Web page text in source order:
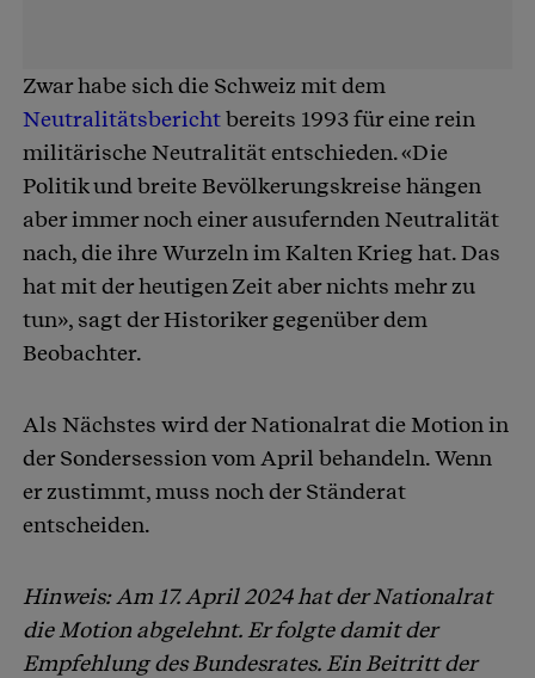
Zwar habe sich die Schweiz mit dem
Neutralitätsberichtbereits 1993 für eine rein
militärische Neutralität entschieden. «Die
Politik und breite Bevölkerungskreise hängen
aber immer noch einer ausufernden Neutralität
nach, die ihre Wurzeln im Kalten Krieg hat. Das
hat mit der heutigen Zeit aber nichts mehr zu
tun», sagt der Historiker gegenüber dem
Beobachter.
Als Nächstes wird der Nationalrat die Motion in
der Sondersession vom April behandeln. Wenn
er zustimmt, muss noch der Ständerat
entscheiden.
Hinweis: Am 17. April 2024 hat der Nationalrat
die Motion abgelehnt. Er folgte damit der
Empfehlung des Bundesrates. Ein Beitritt der